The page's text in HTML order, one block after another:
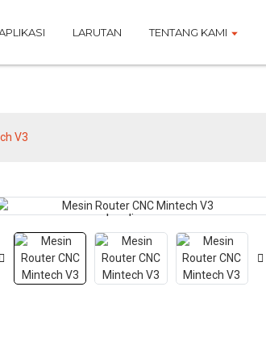
LARUTAN TENTANG KAMI
Produk
V3
Loading...
Loading...